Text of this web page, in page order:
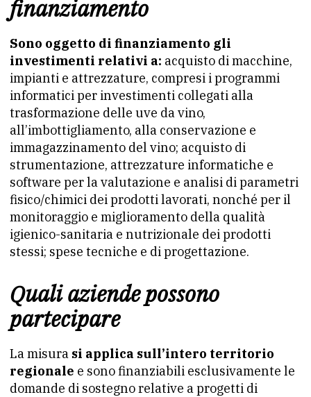
finanziamento
Sono oggetto di finanziamento gli
investimenti relativi a: acquisto di macchine,
impianti e attrezzature, compresi i programmi
informatici per investimenti collegati alla
trasformazione delle uve da vino,
all’imbottigliamento, alla conservazione e
immagazzinamento del vino; acquisto di
strumentazione, attrezzature informatiche e
software per la valutazione e analisi di parametri
fisico/chimici dei prodotti lavorati, nonché per il
monitoraggio e miglioramento della qualità
igienico-sanitaria e nutrizionale dei prodotti
stessi; spese tecniche e di progettazione.
Quali aziende possono
partecipare
La misura si applica sull’intero territorio
regionale e sono finanziabili esclusivamente le
domande di sostegno relative a progetti di